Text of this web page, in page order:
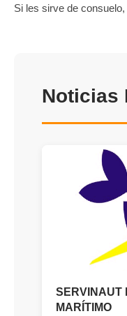
Si les sirve de
Noticias
SERVINAUT
MARÍTIMO